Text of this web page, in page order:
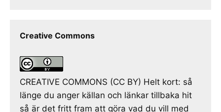
Creative Commons
CREATIVE COMMONS (CC BY) Helt kort: så
länge du anger källan och länkar tillbaka hit
så är det fritt fram att göra vad du vill med